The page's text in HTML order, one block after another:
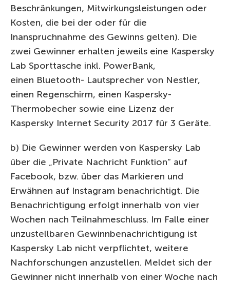
Beschränkungen, Mitwirkungsleistungen oder
Kosten, die bei der oder für die
Inanspruchnahme des Gewinns gelten). Die
zwei Gewinner erhalten jeweils eine Kaspersky
Lab Sporttasche inkl. PowerBank,
einen Bluetooth- Lautsprecher von Nestler,
einen Regenschirm, einen Kaspersky-
Thermobecher sowie eine Lizenz der
Kaspersky Internet Security 2017 für 3 Geräte.
b) Die Gewinner werden von Kaspersky Lab
über die „Private Nachricht Funktion“ auf
Facebook, bzw. über das Markieren und
Erwähnen auf Instagram benachrichtigt. Die
Benachrichtigung erfolgt innerhalb von vier
Wochen nach Teilnahmeschluss. Im Falle einer
unzustellbaren Gewinnbenachrichtigung ist
Kaspersky Lab nicht verpflichtet, weitere
Nachforschungen anzustellen. Meldet sich der
Gewinner nicht innerhalb von einer Woche nach